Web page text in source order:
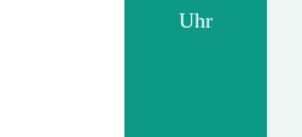
Uhr